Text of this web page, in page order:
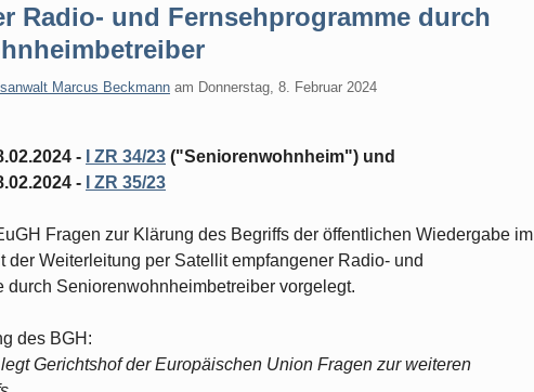
Radio- und Fernsehprogramme durch
Marcus Beckmann am Donnerstag, 8. Februar 2024
-
I ZR 34/23 ("Seniorenwohnheim") und
-
I ZR 35/23
Fragen zur Klärung des Begriffs der öffentlichen Wiedergabe im
der Weiterleitung per Satellit empfangener Radio- und
durch Seniorenwohnheimbetreiber vorgelegt.
des BGH:
Gerichtshof der Europäischen Union Fragen zur weiteren